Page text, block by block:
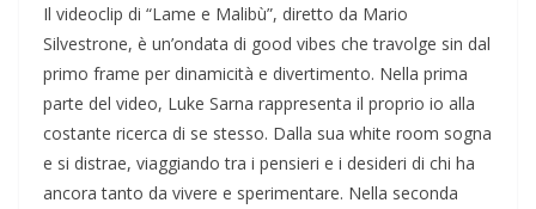
Il videoclip di “Lame e Malibù”, diretto da Mario
Silvestrone, è un’ondata di good vibes che travolge sin dal
primo frame per dinamicità e divertimento. Nella prima
parte del video, Luke Sarna rappresenta il proprio io alla
costante ricerca di se stesso. Dalla sua white room sogna
e si distrae, viaggiando tra i pensieri e i desideri di chi ha
ancora tanto da vivere e sperimentare. Nella seconda